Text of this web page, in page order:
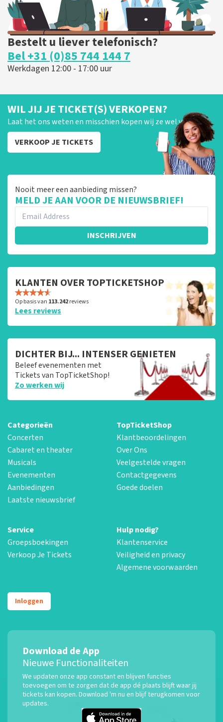
Bestelt u liever telefonisch?
Bel +31 (0)85 744 144 7
Werkdagen 12:00 - 17:00 uur
WIL JIJ JE TICKET(S) VERKOPEN?
Laat het ons weten en misschien kopen wij ze wel van je!
VERKOOP JE TICKETS
Nooit meer een aanbieding missen?
MELD JE AAN VOOR DE NIEUWSBRIEF!
INSCHRIJVEN
KLANTEN OVER TOPTICKETSHOP
Op basis van 113.242reviews
Lees reviews
DICHTER BIJ... INTENSER GENIETEN
Beleef evenementen met
Tickets van TopTicketShop!
Zo werken wij
Categorieën
Concerten
Cabaret en theater
Musicals
Evenementen
Aanbiedingen
Laatste nieuwsbrief
TopTicketShop
Klantbeoordelingen
Over Ons
Veelgestelde vragen
Contactgegevens
Goede doelen
Service
Groepsboekingen
Verkoop Je Tickets
Hulp nodig?
Klantenservice
Veiligheid en privacy
Algemene voorwaarden
Inloggen
Download de App
Nieuwe Functionaliteiten
We updaten onze app constant en blijven functies
toevoegen om te zorgen dat de app dé plaats blijft waar jij
tickets kan kopen. Download 'm nu en blijf terugkomen voor
updates.